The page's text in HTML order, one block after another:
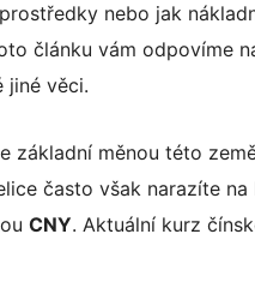
nebo jak
článku vám odpovíme
jiné věci.
základní měnou této
často však narazíte
CNY. Aktuální kurz